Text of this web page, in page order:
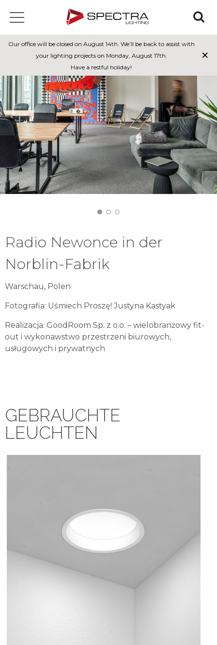
Our office will be closed on August 14th. We’ll be back to assist with
your lighting projects on Monday, August 17th.
Have a restful holiday!
×
Radio Newonce in der
Norblin-Fabrik
Warschau, Polen
Fotografia: Uśmiech Proszę! Justyna Kastyak
Realizacja: GoodRoom Sp. z o.o. – wielobranżowy fit-
out i wykonawstwo przestrzeni biurowych,
usługowych i prywatnych
GEBRAUCHTE
LEUCHTEN